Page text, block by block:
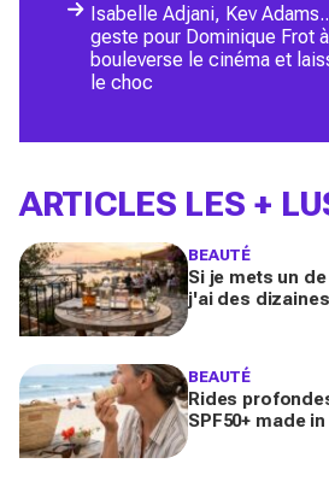
Isabelle Adjani, Kev
geste pour Dominique Frot
bouleverse le cinéma et
le choc
ARTICLES LES +
BEAUTÉ
Si je mets un
j'ai des
BEAUTÉ
Rides
SPF50+ made